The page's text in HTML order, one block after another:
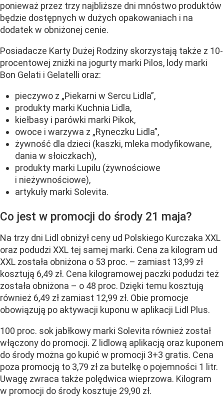
ponieważ przez trzy najbliższe dni mnóstwo produktów
będzie dostępnych w dużych opakowaniach i na
dodatek w obniżonej cenie.
Posiadacze Karty Dużej Rodziny skorzystają także z 10-
procentowej zniżki na jogurty marki Pilos, lody marki
Bon Gelati i Gelatelli oraz:
pieczywo z „Piekarni w Sercu Lidla”,
produkty marki Kuchnia Lidla,
kiełbasy i parówki marki Pikok,
owoce i warzywa z „Ryneczku Lidla”,
żywność dla dzieci (kaszki, mleka modyfikowane,
dania w słoiczkach),
produkty marki Lupilu (żywnościowe
i nieżywnościowe),
artykuły marki Solevita.
Co jest w promocji do środy 21 maja?
Na trzy dni Lidl obniżył ceny ud Polskiego Kurczaka XXL
oraz podudzi XXL tej samej marki. Cena za kilogram ud
XXL została obniżona o 53 proc. – zamiast 13,99 zł
kosztują 6,49 zł. Cena kilogramowej paczki podudzi też
została obniżona – o 48 proc. Dzięki temu kosztują
również 6,49 zł zamiast 12,99 zł. Obie promocje
obowiązują po aktywacji kuponu w aplikacji Lidl Plus.
100 proc. sok jabłkowy marki Solevita również został
włączony do promocji. Z lidlową aplikacją oraz kuponem
do środy można go kupić w promocji 3+3 gratis. Cena
poza promocją to 3,79 zł za butelkę o pojemności 1 litr.
Uwagę zwraca także polędwica wieprzowa. Kilogram
w promocji do środy kosztuje 29,90 zł.